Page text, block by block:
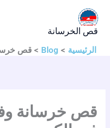
تخطي
المحتوىقص الخرسانة
الرئيسية Blog قص
قص خرسانة